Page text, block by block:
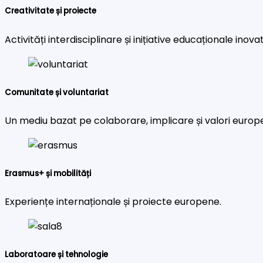
Creativitate și proiecte
Activități interdisciplinare și inițiative educaționale
Comunitate și voluntariat
Un mediu bazat pe colaborare, implicare și valori
Erasmus+ și mobilități
Experiențe internaționale și proiecte europene.
Laboratoare și tehnologie